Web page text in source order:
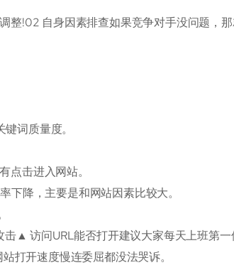
整!02 自身因素排查如果竞争对手没问题，
词质量度。
点击进入网站。
下降，主要是和网站因素比较大。
▲ 访问URL能否打开建议大家每天上班第一
打开速度慢连委屈都没法哭诉。